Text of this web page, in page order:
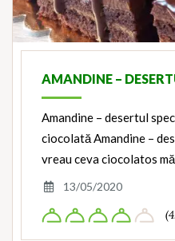
AMANDINE –
Amandine – desertul
ciocolată Amandine –
vreau ceva ciocolatos
13/05/2020